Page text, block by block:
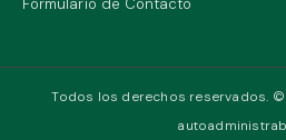
Formulario de Contacto
Todos los derechos reservados.